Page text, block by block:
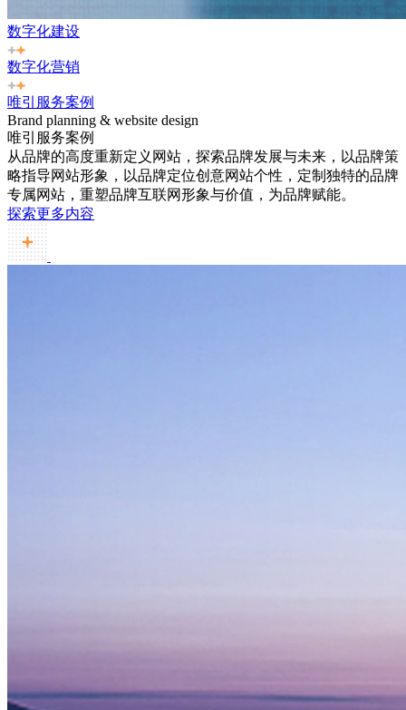
数字化建设
数字化营销
唯引服务案例
Brand planning & website design
唯引服务案例
从品牌的高度重新定义网站，探索品牌发展与未来，以品牌策
略指导网站形象，以品牌定位创意网站个性，定制独特的品牌
专属网站，重塑品牌互联网形象与价值，为品牌赋能。
探索更多内容